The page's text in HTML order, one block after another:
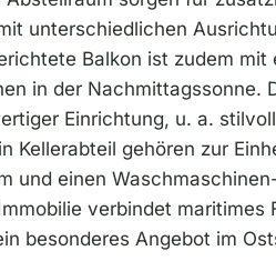
unterschiedlichen
Balkon ist zudem mit
in der Nachmittagssonne.
Einrichtung, u. a.
Kellerabteil gehören zur
und einen
verbindet maritimes
besonderes Angebot im